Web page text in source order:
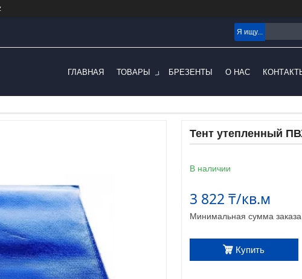
ГЛАВНАЯ ТОВАРЫ БРЕЗЕНТЫ О НАС
Тент утепленный
В наличии
3 822 ₸/кв.м
Минимальная сумма
Купить